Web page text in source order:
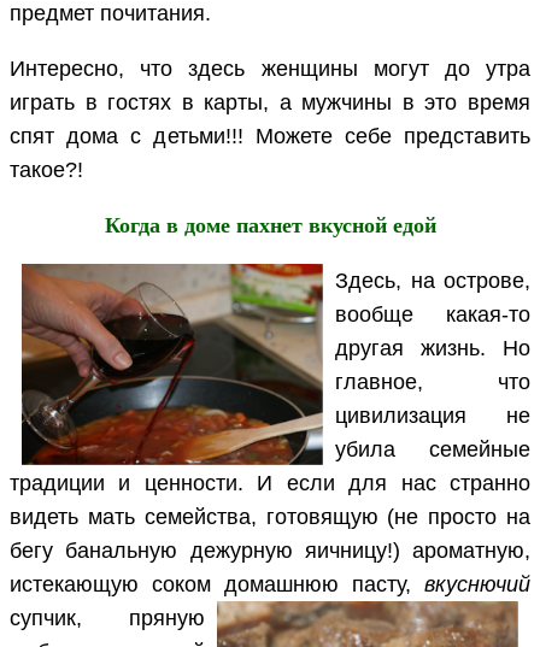
предмет почитания.
Интересно, что здесь женщины могут до утра
играть в гостях в карты, а мужчины в это время
спят дома с детьми!!! Можете себе представить
такое?!
Когда в доме пахнет вкусной едой
Здесь, на острове,
вообще какая-то
другая жизнь. Но
главное, что
цивилизация не
убила семейные
традиции и ценности. И если для нас странно
видеть мать семейства, готовящую (не просто на
бегу банальную дежурную яичницу!) ароматную,
истекающую соком домашнюю пасту, вкуснючий
супчик, пряную